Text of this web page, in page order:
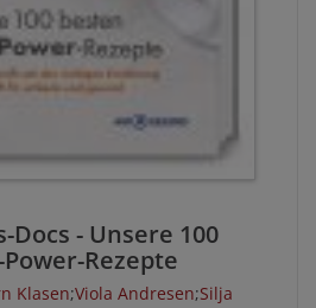
Docs - Unsere 100
Rezepte
Klasen;Viola Andresen;Silja